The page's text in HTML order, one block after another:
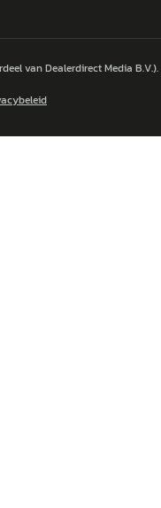
van Dealerdirect Media